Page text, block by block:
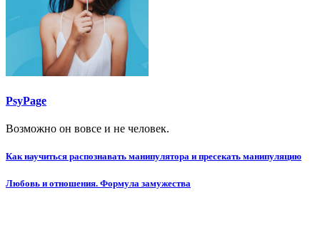
PsyPage
Возможно он вовсе и не человек.
Навигация
по
Как научиться распознавать манипулятора и пресекать манипуляцию
Любовь и отношения. Формула замужества